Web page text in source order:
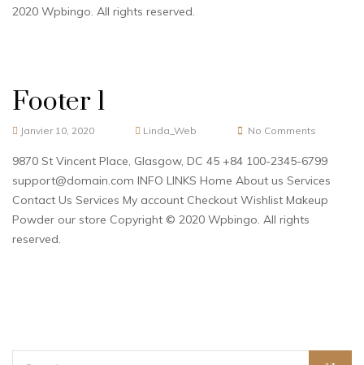
2020 Wpbingo. All rights reserved.
Footer 1
Janvier 10, 2020 Linda_Web No Comments
9870 St Vincent Place, Glasgow, DC 45 +84 100-2345-6799
support@domain.com INFO LINKS Home About us Services
Contact Us Services My account Checkout Wishlist Makeup
Powder our store Copyright © 2020 Wpbingo. All rights
reserved.